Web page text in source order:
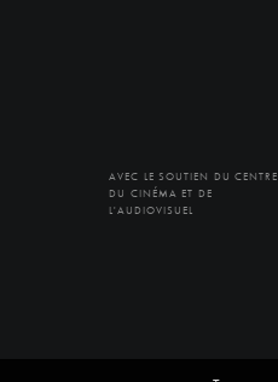
AVEC LE SOUTIEN DU CENTRE
DU CINÉMA ET DE
L'AUDIOVISUEL